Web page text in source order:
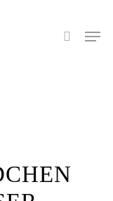
search